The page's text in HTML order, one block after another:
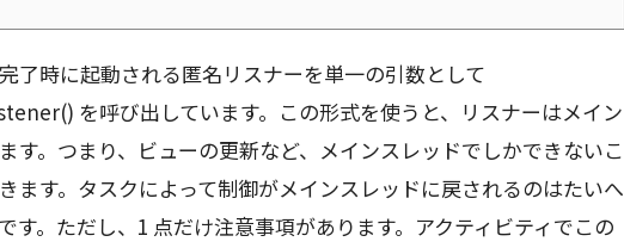
了時に起動される匿名リスナーを単一の引数として
を呼び出しています。この形式を使うと、リスナーはメイン
す。つまり、ビューの更新など、メインスレッドでしかできないこ
ます。タスクによって制御がメインスレッドに戻されるのはたいへ
す。ただし、1 点だけ注意事項があります。アクティビティでこの